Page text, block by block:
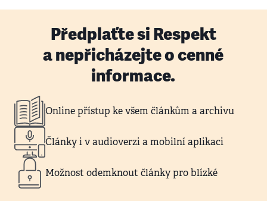
Předplaťte si Respekt
a nepřicházejte o cenné
informace.
Online přístup ke všem článkům a archivu
Články i v audioverzi a mobilní aplikaci
Možnost odemknout články pro blízké